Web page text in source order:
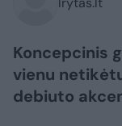
Koncepcinis
vienu
debiuto